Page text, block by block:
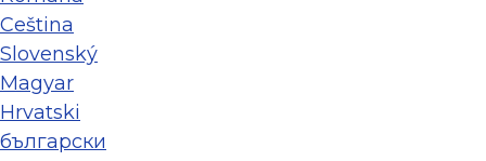
Ceština
Slovenský
Magyar
Hrvatski
български